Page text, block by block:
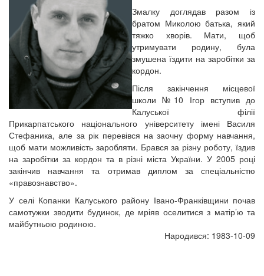
Змалку доглядав разом із
братом Миколою батька, який
тяжко хворів. Мати, щоб
утримувати родину, була
змушена їздити на заробітки за
кордон.
Після закінчення місцевої
школи №10 Ігор вступив до
Калуської філії
Прикарпатського національного університету імені Василя
Стефаника, але за рік перевівся на заочну форму навчання,
щоб мати можливість заробляти. Брався за різну роботу, їздив
на заробітки за кордон та в різні міста України. У 2005 році
закінчив навчання та отримав диплом за спеціальністю
«правознавство».
У селі Копанки Калуського району Івано-Франківщини почав
самотужки зводити будинок, де мріяв оселитися з матір’ю та
майбутньою родиною.
Народився: 1983-10-09